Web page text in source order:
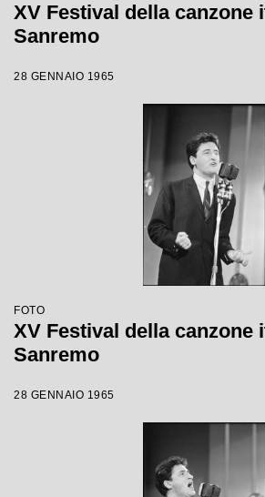
XV Festival della canzone
Sanremo
28 GENNAIO 1965
FOTO
XV Festival della canzone
Sanremo
28 GENNAIO 1965